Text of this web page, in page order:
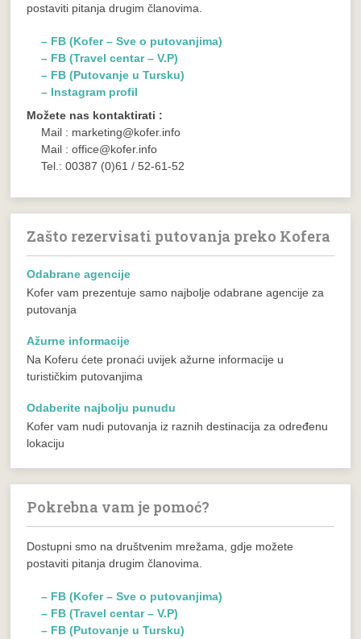
postaviti pitanja drugim članovima.
– FB (Kofer – Sve o putovanjima)
– FB (Travel centar – V.P)
– FB (Putovanje u Tursku)
– Instagram profil
Možete nas kontaktirati :
Mail : marketing@kofer.info
Mail : office@kofer.info
Tel.: 00387 (0)61 / 52-61-52
Zašto rezervisati putovanja preko Kofera
Odabrane agencije
Kofer vam prezentuje samo najbolje odabrane agencije za
putovanja
Ažurne informacije
Na Koferu ćete pronaći uvijek ažurne informacije u
turističkim putovanjima
Odaberite najbolju punudu
Kofer vam nudi putovanja iz raznih destinacija za određenu
lokaciju
Pokrebna vam je pomoć?
Dostupni smo na društvenim mrežama, gdje možete
postaviti pitanja drugim članovima.
– FB (Kofer – Sve o putovanjima)
– FB (Travel centar – V.P)
– FB (Putovanje u Tursku)